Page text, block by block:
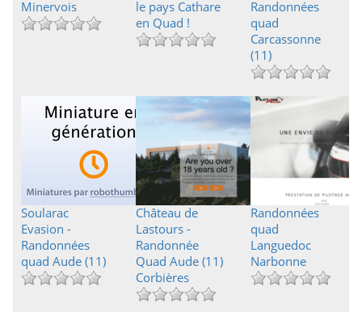
Minervois
le pays Cathare
en Quad !
Randonnées
quad
Carcassonne
(11)
Soularac
Evasion -
Randonnées
quad Aude (11)
Château de
Lastours -
Randonnée
Quad Aude (11)
Corbières
Randonnées
quad
Languedoc
Narbonne